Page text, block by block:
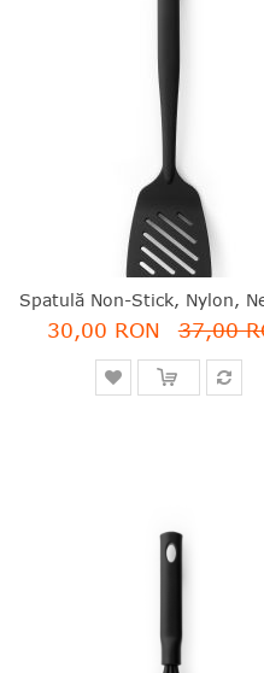
30,00 RON 37,00